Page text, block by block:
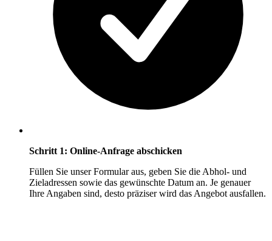
Schritt 1: Online-Anfrage abschicken
Füllen Sie unser Formular aus, geben Sie die Abhol- und
Zieladressen sowie das gewünschte Datum an. Je genauer
Ihre Angaben sind, desto präziser wird das Angebot ausfallen.